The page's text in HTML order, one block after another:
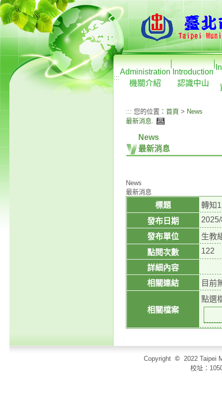
:::
Administration
機關介紹
Introduction
認識中山
::: 您的位置： 首頁 > News
最新消息.
News
最新消息
News
最新消息
標題
轉知
發布日期
發布單位
生教
點閱次數
122
詳細內容
相關連結
目前
相關檔案
點選
Copyright © 2022 Taipei
校址：